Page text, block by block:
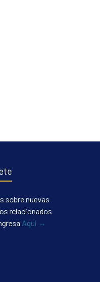
sobre nuevas
relacionados
Aqui →